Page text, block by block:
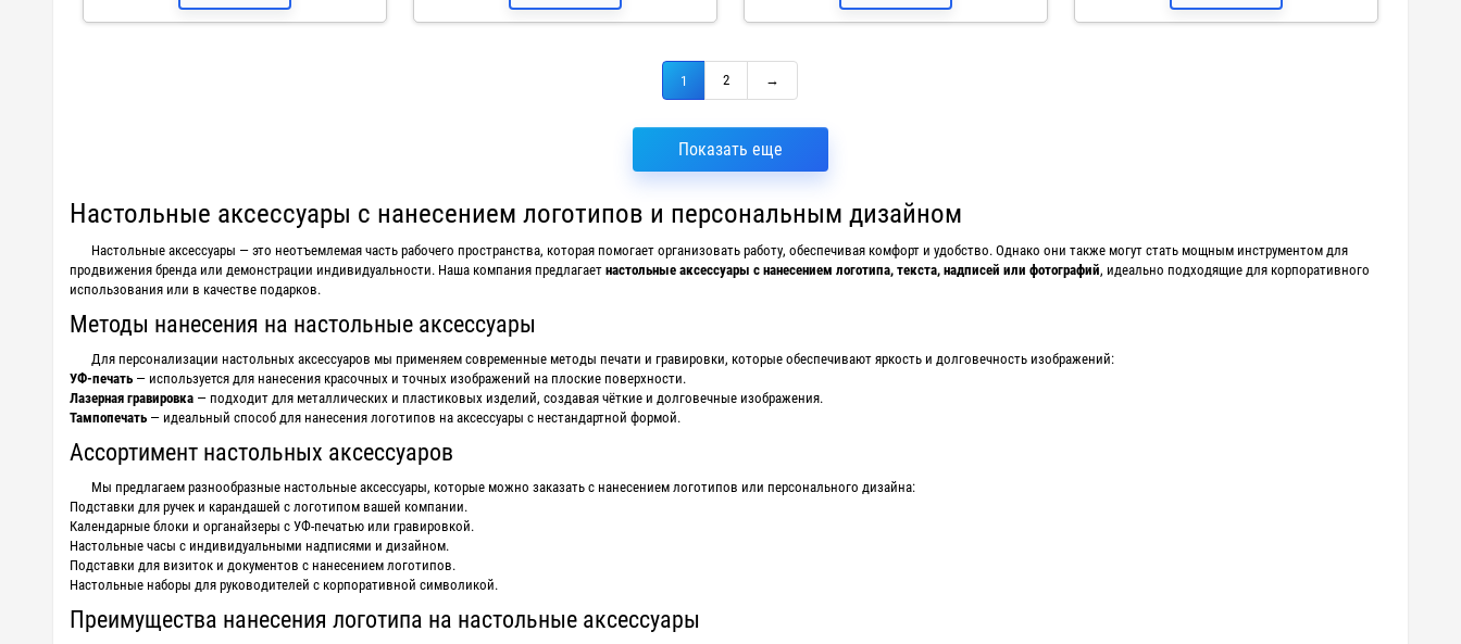
1 2 →
Показать еще
Настольные аксессуары с нанесением логотипов и персональным дизайном
Настольные аксессуары — это неотъемлемая часть рабочего пространства, которая помогает организовать работу, обеспечивая комфорт и удобство. Однако они также могут стать мощным инструментом для
продвижения бренда или демонстрации индивидуальности. Наша компания предлагает настольные аксессуары с нанесением логотипа, текста, надписей или фотографий, идеально подходящие для корпоративного
использования или в качестве подарков.
Методы нанесения на настольные аксессуары
Для персонализации настольных аксессуаров мы применяем современные методы печати и гравировки, которые обеспечивают яркость и долговечность изображений:
УФ-печать— используется для нанесения красочных и точных изображений на плоские поверхности.
Лазерная гравировка— подходит для металлических и пластиковых изделий, создавая чёткие и долговечные изображения.
Тампопечать— идеальный способ для нанесения логотипов на аксессуары с нестандартной формой.
Ассортимент настольных аксессуаров
Мы предлагаем разнообразные настольные аксессуары, которые можно заказать с нанесением логотипов или персонального дизайна:
Подставки для ручек и карандашей с логотипом вашей компании.
Календарные блоки и органайзеры с УФ-печатью или гравировкой.
Настольные часы с индивидуальными надписями и дизайном.
Подставки для визиток и документов с нанесением логотипов.
Настольные наборы для руководителей с корпоративной символикой.
Преимущества нанесения логотипа на настольные аксессуары